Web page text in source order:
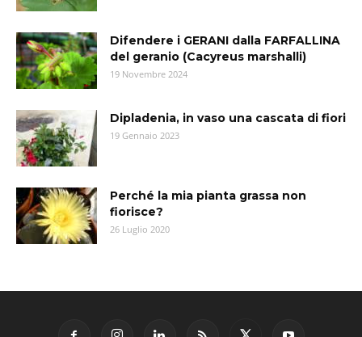
Difendere i GERANI dalla FARFALLINA
del geranio (Cacyreus marshalli)
19 Novembre 2024
Dipladenia, in vaso una cascata di fiori
19 Gennaio 2023
Perché la mia pianta grassa non
fiorisce?
26 Luglio 2020